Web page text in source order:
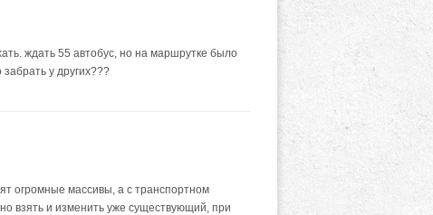
ждать 55 автобус, но на маршрутке было
у других???
огромные массивы, а с транспортном
взять и изменить уже существующий, при